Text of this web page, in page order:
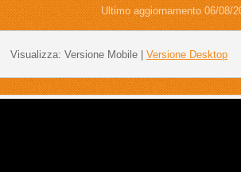
Ultimo aggiornamento 06/08/
Visualizza: Versione Mobile| Versione Desktop